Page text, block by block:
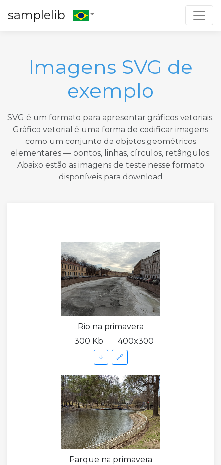
samplelib
Imagens SVG de
exemplo
SVG é um formato para apresentar gráficos vetoriais.
Gráfico vetorial é uma forma de codificar imagens
como um conjunto de objetos geométricos
elementares — pontos, linhas, círculos, retângulos.
Abaixo estão as imagens de teste nesse formato
disponíveis para download
Rio na primavera
300 Kb
400x300
↓ 🔗
Parque na primavera